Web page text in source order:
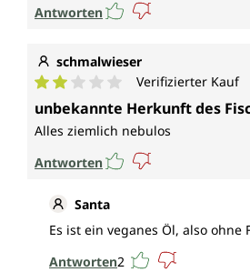
Antworten
schmalwieser
Durchschnittliche Bewertung
Verifizierter Kauf
unbekannte Herkunft des
Alles ziemlich nebulos
Antworten
Santa
Es ist ein veganes Öl, also ohne
Antworten2